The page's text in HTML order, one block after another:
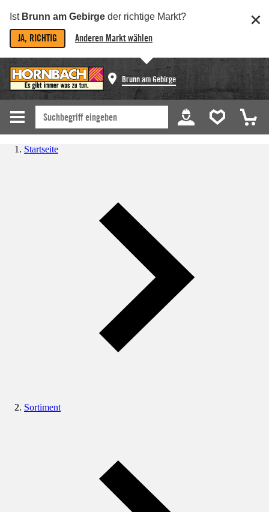
Ist Brunn am Gebirge der richtige Markt?
JA, RICHTIG Anderen Markt wählen
Brunn am Gebirge
Startseite
Sortiment